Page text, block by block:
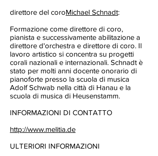
direttore del coroMichael Schnadt:
Formazione come direttore di coro,
pianista e successivamente abilitazione a
direttore d'orchestra e direttore di coro. Il
lavoro artistico si concentra su progetti
corali nazionali e internazionali. Schnadt è
stato per molti anni docente onorario di
pianoforte presso la scuola di musica
Adolf Schwab nella città di Hanau e la
scuola di musica di Heusenstamm.
INFORMAZIONI DI CONTATTO
http://www.melitia.de
ULTERIORI INFORMAZIONI